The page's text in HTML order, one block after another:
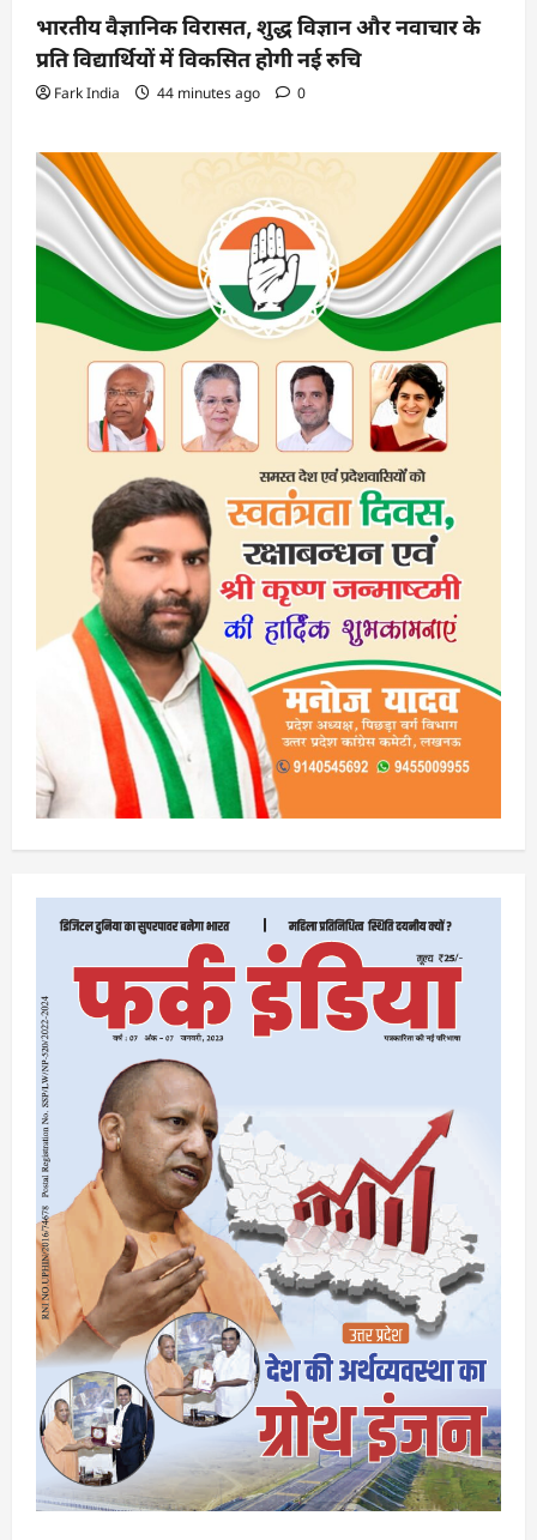
भारतीय वैज्ञानिक विरासत, शुद्ध विज्ञान और नवाचार के
प्रति विद्यार्थियों में विकसित होगी नई रुचि
Fark India 44 minutes ago 0